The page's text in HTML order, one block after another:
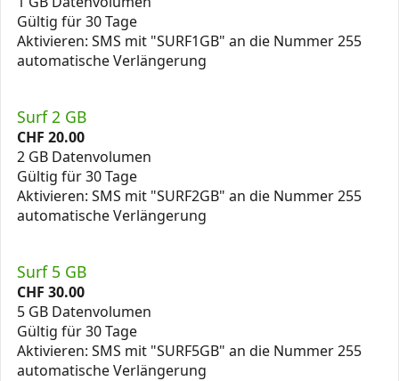
Gültig für 30 Tage
Aktivieren: SMS mit "SURF1GB" an die Nummer 255
automatische Verlängerung
Surf 2 GB
CHF 20.00
2 GB Datenvolumen
Gültig für 30 Tage
Aktivieren: SMS mit "SURF2GB" an die Nummer 255
automatische Verlängerung
Surf 5 GB
CHF 30.00
5 GB Datenvolumen
Gültig für 30 Tage
Aktivieren: SMS mit "SURF5GB" an die Nummer 255
automatische Verlängerung